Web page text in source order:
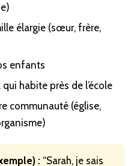
élargie (sœur, frère,
enfants
habite près de l’école
communauté (église,
: “Sarah, je sais